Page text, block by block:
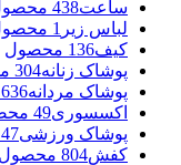
ساعت438 محصول
لباس زیر 1 محصول
کیف136 محصول
پوشاک زنانه304 محصول
پوشاک مردانه636 محصول
اکسسوری49 محصول
پوشاک ورزشی47 محصول
کفش804 محصول